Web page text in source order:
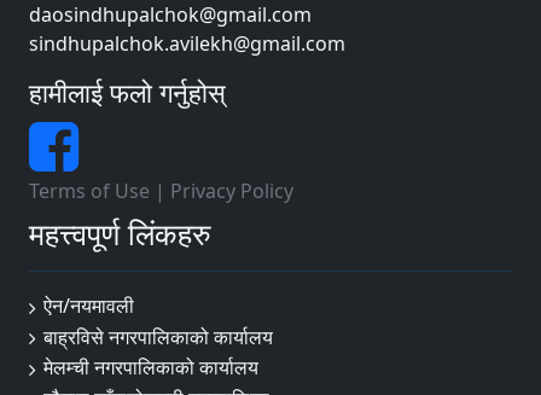
daosindhupalchok@gmail.com
sindhupalchok.avilekh@gmail.com
हामीलाई फलो गर्नुहोस्
Terms of Use | Privacy Policy
महत्त्वपूर्ण लिंकहरु
ऐन/नयमावली
बाह्रविसे नगरपालिकाको कार्यालय
मेलम्ची नगरपालिकाको कार्यालय